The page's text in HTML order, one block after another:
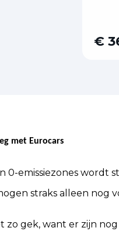
€
met Eurocars
0-emissiezones wordt
straks alleen nog
zo gek, want er zijn